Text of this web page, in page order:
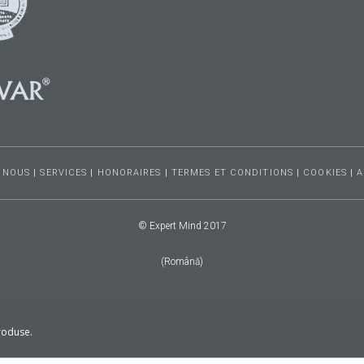
|SERVICES HONORAIRES TERMES ET CONDITIONS COOKIES |
© Expert Mind 2017
(Română)